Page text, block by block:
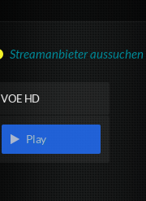
Streamanbieter aussuchen
VOE HD
Play